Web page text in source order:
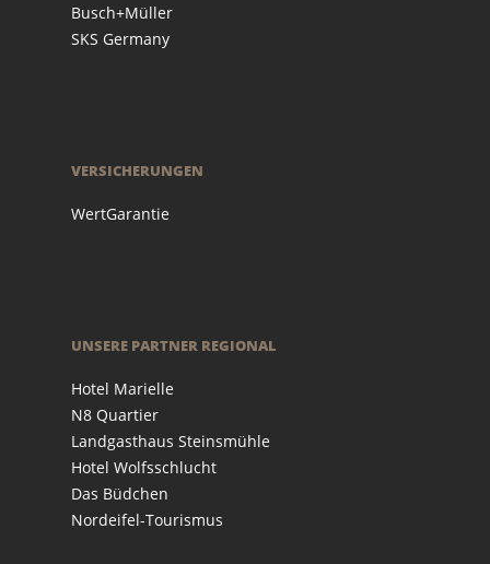
Busch+Müller
SKS Germany
VERSICHERUNGEN
WertGarantie
UNSERE PARTNER REGIONAL
Hotel Marielle
N8 Quartier
Landgasthaus Steinsmühle
Hotel Wolfsschlucht
Das Büdchen
Nordeifel-Tourismus